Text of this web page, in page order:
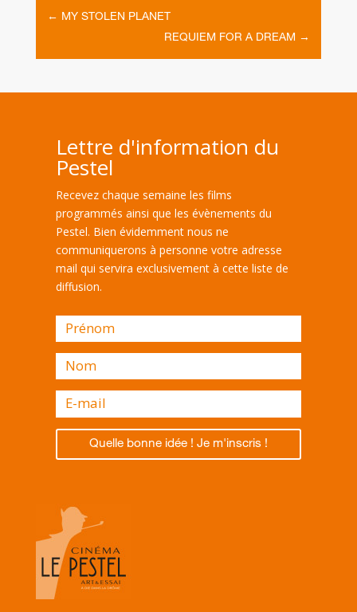
← MY STOLEN PLANET
REQUIEM FOR A DREAM →
Lettre d'information du
Pestel
Recevez chaque semaine les films
programmés ainsi que les évènements du
Pestel. Bien évidemment nous ne
communiquerons à personne votre adresse
mail qui servira exclusivement à cette liste de
diffusion.
Quelle bonne idée ! Je m'inscris !